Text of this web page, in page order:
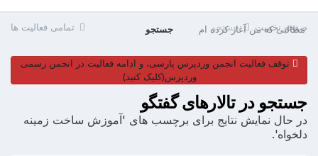
مطالبی که من آغاز کرده ام جستجو تمامی فعالیت ها صفحه نخست جستجو
توقف فعالیت انجمن وردپرس پارسی، و ادامه فعالیت در انجمن رسمی
وردپرس(کلیک کنید)
جستجو در تالارهای گفتگو
در حال نمایش نتایج برای برچسب های 'آموزش ساخت زمینه
دلخواه'.